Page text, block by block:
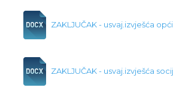
ZAKLJUČAK - usvaj.izvješća
ZAKLJUČAK - usvaj.izvješća